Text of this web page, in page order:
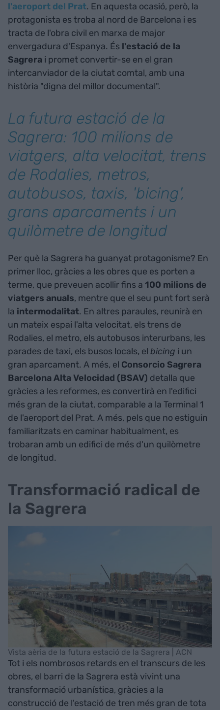
l'aeroport del Prat. En aquesta ocasió, però, la
protagonista es troba al nord de Barcelona i es
tracta de l'obra civil en marxa de major
envergadura d'Espanya. És l'estació de la
Sagrera i promet convertir-se en el gran
intercanviador de la ciutat comtal, amb una
història "digna del millor documental".
La futura estació de la
Sagrera: 100 milions de
viatgers, alta velocitat, trens
de Rodalies, metros,
autobusos, taxis, 'bicing',
grans aparcaments i un
quilòmetre de longitud
Per què la Sagrera ha guanyat protagonisme? En
primer lloc, gràcies a les obres que es porten a
terme, que preveuen acollir fins a 100 milions de
viatgers anuals, mentre que el seu punt fort serà
la intermodalitat. En altres paraules, reunirà en
un mateix espai l'alta velocitat, els trens de
Rodalies, el metro, els autobusos interurbans, les
parades de taxi, els busos locals, el bicing i un
gran aparcament. A més, el Consorcio Sagrera
Barcelona Alta Velocidad (BSAV) detalla que
gràcies a les reformes, es convertirà en l'edifici
més gran de la ciutat, comparable a la Terminal 1
de l'aeroport del Prat. A més, pels que no estiguin
familiaritzats en caminar habitualment, es
trobaran amb un edifici de més d'un quilòmetre
de longitud.
Transformació radical de
la Sagrera
Vista aèria de la futura estació de la Sagrera | ACN
Tot i els nombrosos retards en el transcurs de les
obres, el barri de la Sagrera està vivint una
transformació urbanística, gràcies a la
construcció de l'estació de tren més gran de tota